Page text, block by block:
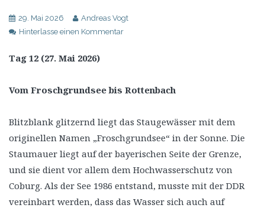
29. Mai 2026
Andreas Vogt
Hinterlasse einen Kommentar
Tag 12 (27. Mai 2026)
Vom Froschgrundsee bis Rottenbach
Blitzblank glitzernd liegt das Staugewässer mit dem
originellen Namen „Froschgrundsee“ in der Sonne. Die
Staumauer liegt auf der bayerischen Seite der Grenze,
und sie dient vor allem dem Hochwasserschutz von
Coburg. Als der See 1986 entstand, musste mit der DDR
vereinbart werden, dass das Wasser sich auch auf